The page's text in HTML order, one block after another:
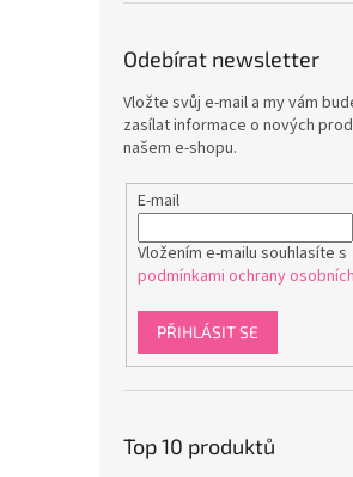
Odebírat newsletter
Vložte svůj e-mail a my vám
zasílat informace o nových
našem e-shopu.
E-mail
Vložením e-mailu souhlasíte s
podmínkami ochrany
PŘIHLÁSIT SE
Top 10 produktů